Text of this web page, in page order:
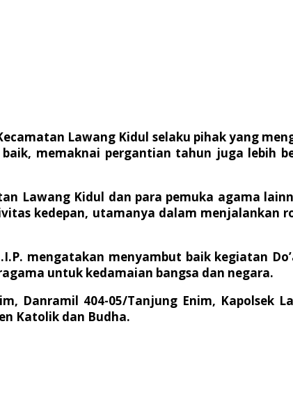
Lawang Kidul selaku pihak yang
memaknai pergantian tahun juga lebih
Lawang Kidul dan para pemuka agama
kedepan, utamanya dalam menjalankan
mengatakan menyambut baik kegiatan
untuk kedamaian bangsa dan negara.
Danramil 404-05/Tanjung Enim, Kapolsek
Katolik dan Budha.